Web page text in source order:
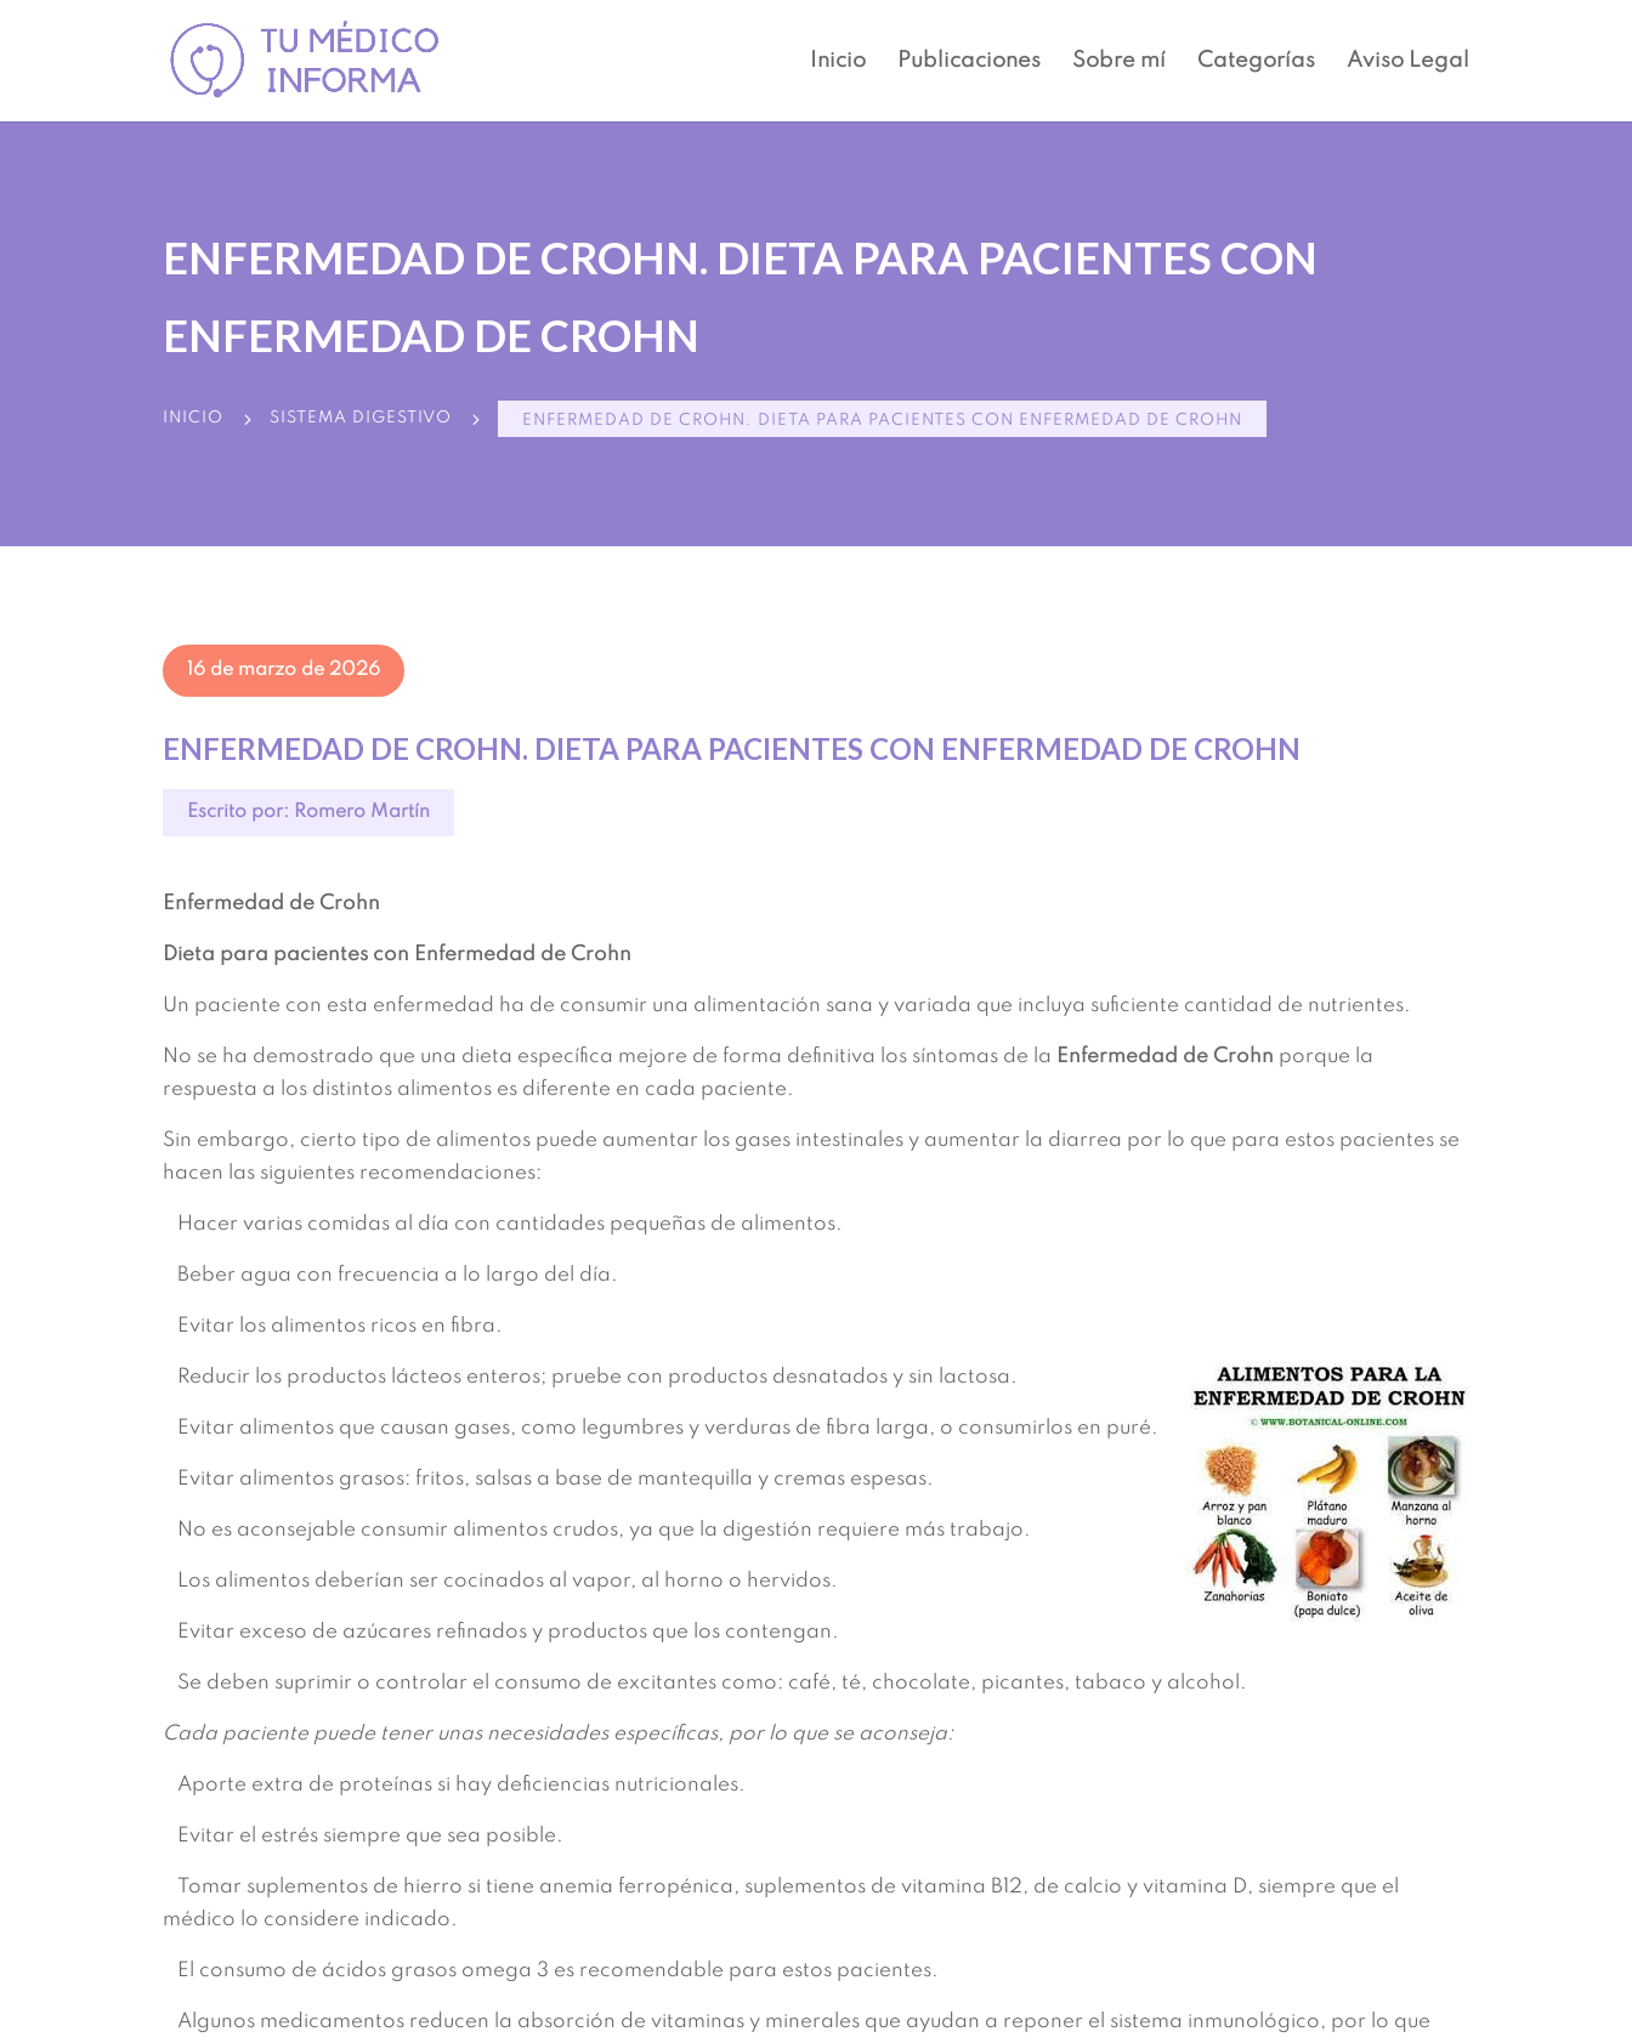
Inicio Publicaciones Sobre mí Categorías Aviso Legal
ENFERMEDAD DE CROHN. DIETA PARA PACIENTES CON
ENFERMEDAD DE CROHN
INICIO 5 SISTEMA DIGESTIVO 5 ENFERMEDAD DE CROHN. DIETA PARA PACIENTES CON ENFERMEDAD DE CROHN
16 de marzo de 2026
ENFERMEDAD DE CROHN. DIETA PARA PACIENTES CON ENFERMEDAD DE CROHN
Escrito por: Romero Martín
Enfermedad de Crohn
Dieta para pacientes con Enfermedad de Crohn
Un paciente con esta enfermedad ha de consumir una alimentación sana y variada que incluya suficiente cantidad de nutrientes.
No se ha demostrado que una dieta específica mejore de forma definitiva los síntomas de la Enfermedad de Crohn porque la
respuesta a los distintos alimentos es diferente en cada paciente.
Sin embargo, cierto tipo de alimentos puede aumentar los gases intestinales y aumentar la diarrea por lo que para estos pacientes se
hacen las siguientes recomendaciones:
Hacer varias comidas al día con cantidades pequeñas de alimentos.
Beber agua con frecuencia a lo largo del día.
Evitar los alimentos ricos en fibra.
Reducir los productos lácteos enteros; pruebe con productos desnatados y sin lactosa.
Evitar alimentos que causan gases, como legumbres y verduras de fibra larga, o consumirlos en puré.
Evitar alimentos grasos: fritos, salsas a base de mantequilla y cremas espesas.
No es aconsejable consumir alimentos crudos, ya que la digestión requiere más trabajo.
Los alimentos deberían ser cocinados al vapor, al horno o hervidos.
Evitar exceso de azúcares refinados y productos que los contengan.
Se deben suprimir o controlar el consumo de excitantes como: café, té, chocolate, picantes, tabaco y alcohol.
Cada paciente puede tener unas necesidades específicas, por lo que se aconseja:
Aporte extra de proteínas si hay deficiencias nutricionales.
Evitar el estrés siempre que sea posible.
Tomar suplementos de hierro si tiene anemia ferropénica, suplementos de vitamina B12, de calcio y vitamina D, siempre que el
médico lo considere indicado.
El consumo de ácidos grasos omega 3 es recomendable para estos pacientes.
Algunos medicamentos reducen la absorción de vitaminas y minerales que ayudan a reponer el sistema inmunológico, por lo que